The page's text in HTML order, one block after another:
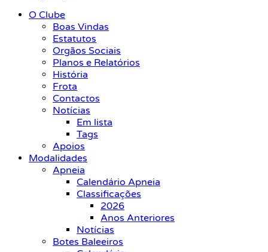
O Clube
Boas Vindas
Estatutos
Orgãos Sociais
Planos e Relatórios
História
Frota
Contactos
Notícias
Em lista
Tags
Apoios
Modalidades
Apneia
Calendário Apneia
Classificações
2026
Anos Anteriores
Notícias
Botes Baleeiros